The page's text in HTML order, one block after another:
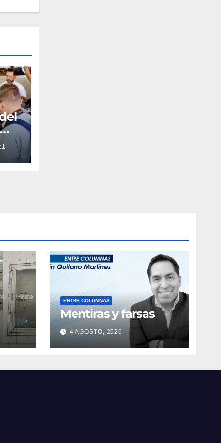
ENTRE COLUMNAS
Mentiras y farsas
4 AGOSTO, 2026